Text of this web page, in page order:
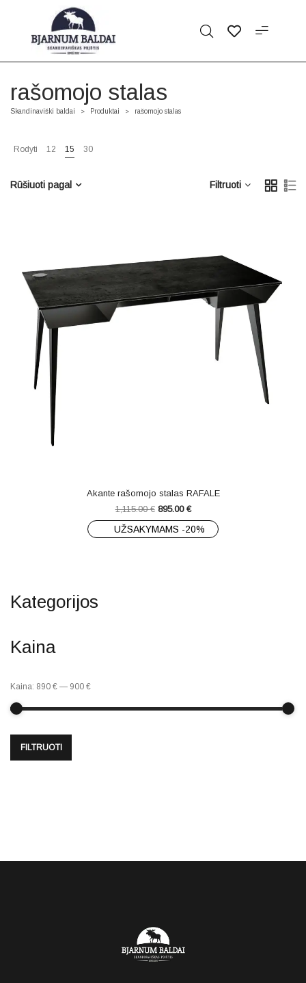
rašomojo stalas
Skandinaviški baldai > Produktai > rašomojo stalas
Rodyti 12 15 30
Filtruoti
Rūšiuoti pagal
Akante rašomojo stalas RAFALE
1,115.00€ 895.00 €
UŽSAKYMAMS -20%
Kategorijos
Kaina
FILTRUOTI
Kaina: 890 € — 900 €